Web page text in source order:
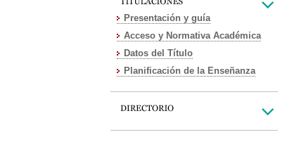
Presentación y guía
Acceso y Normativa Académica
Datos del Título
Planificación de la Enseñanza